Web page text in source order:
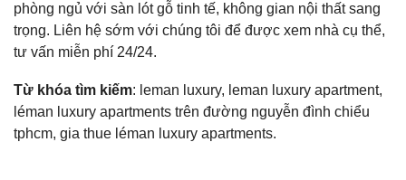
phòng ngủ với sàn lót gỗ tinh tế, không gian nội thất sang
trọng. Liên hệ sớm với chúng tôi để được xem nhà cụ thể,
tư vấn miễn phí 24/24.
Từ khóa tìm kiếm: leman luxury, leman luxury apartment,
léman luxury apartments trên đường nguyễn đình chiểu
tphcm, gia thue léman luxury apartments.